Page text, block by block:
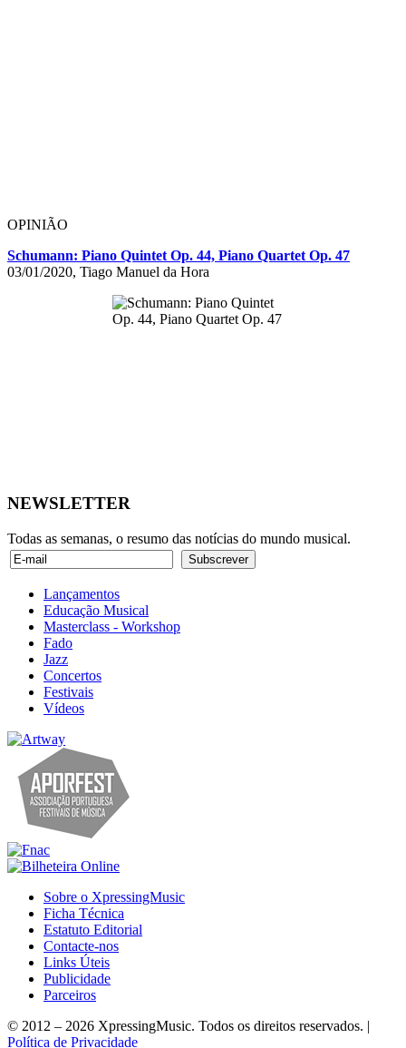
OPINIÃO
Schumann: Piano Quintet Op. 44, Piano Quartet Op. 47
03/01/2020, Tiago Manuel da Hora
NEWSLETTER
Todas as semanas, o resumo das notícias do mundo musical.
Lançamentos
Educação Musical
Masterclass - Workshop
Fado
Jazz
Concertos
Festivais
Vídeos
Sobre o XpressingMusic
Ficha Técnica
Estatuto Editorial
Contacte-nos
Links Úteis
Publicidade
Parceiros
© 2012 – 2026 XpressingMusic. Todos os direitos reservados. |
Política de Privacidade